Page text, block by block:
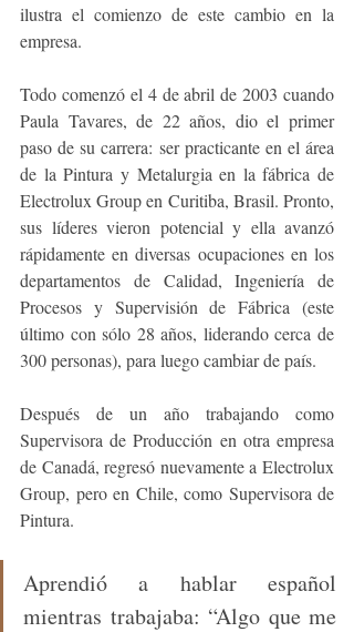
ilustra el comienzo de este cambio en la
empresa.
Todo comenzó el 4 de abril de 2003 cuando
Paula Tavares, de 22 años, dio el primer
paso de su carrera: ser practicante en el área
de la Pintura y Metalurgia en la fábrica de
Electrolux Group en Curitiba, Brasil. Pronto,
sus líderes vieron potencial y ella avanzó
rápidamente en diversas ocupaciones en los
departamentos de Calidad, Ingeniería de
Procesos y Supervisión de Fábrica (este
último con sólo 28 años, liderando cerca de
300 personas), para luego cambiar de país.
Después de un año trabajando como
Supervisora de Producción en otra empresa
de Canadá, regresó nuevamente a Electrolux
Group, pero en Chile, como Supervisora de
Pintura.
Aprendió a hablar español
mientras trabajaba: “Algo que me